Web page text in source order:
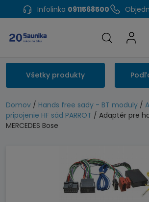
Infolinka 0911568500
Všetky produkty
Domov / Hands free sady - BT moduly /
pripojenie HF sád PARROT / Adaptér pre
MERCEDES Bose